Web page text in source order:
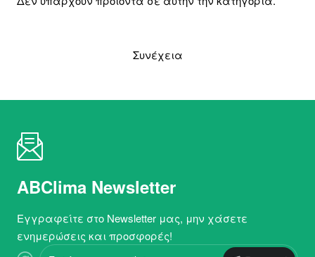
Συνέχεια
ABClima Newsletter
Εγγραφείτε στο Newsletter μας, μην χάσετε
ενημερώσεις και προσφορές!
Εισάγετε